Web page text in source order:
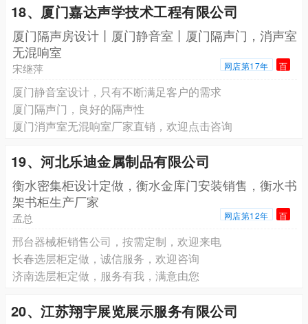
18、厦门嘉达声学技术工程有限公司
厦门隔声房设计丨厦门静音室丨厦门隔声门，消声室
无混响室
宋继萍 网店第17年 百
厦门静音室设计，只有不断满足客户的需求
厦门隔声门，良好的隔声性
厦门消声室无混响室厂家直销，欢迎点击咨询
19、河北乐迪金属制品有限公司
衡水密集柜设计定做，衡水金库门安装销售，衡水书
架书柜生产厂家
孟总 网店第12年 百
邢台器械柜销售公司，按需定制，欢迎来电
长春选层柜定做，诚信服务，欢迎咨询
济南选层柜定做，服务有我，满意由您
20、江苏翔宇展览展示服务有限公司